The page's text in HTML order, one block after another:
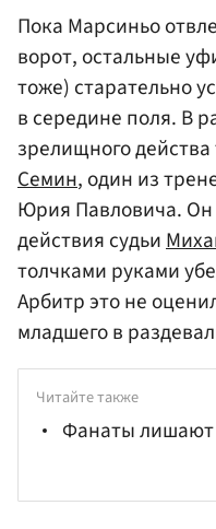
Пока Марсиньо
ворот, остальные
тоже) старательно
в середине поля. В
зрелищного
Семин, один из
Юрия Павловича.
действия судьи
толчками руками
Арбитр это не
младшего в
Читайте также
Фанаты лишают